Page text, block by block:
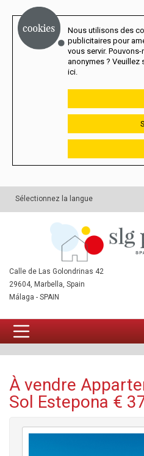
Nous utilisons des
publicitaires pour
vous servir.
anonymes ? Veuillez
ici.
Sélectionnez la langue
Calle de Las Golondrinas 42
29604, Marbella, Spain
Málaga - SPAIN
À vendre
Sol Estepona €